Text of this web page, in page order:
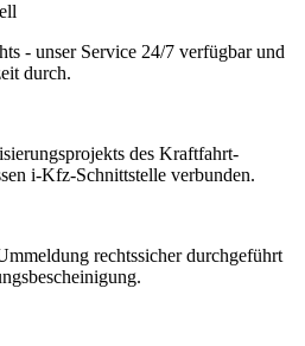
- unser Service 24/7 verfügbar und
durch.
des Kraftfahrt-
i-Kfz-Schnittstelle verbunden.
rechtssicher durchgeführt